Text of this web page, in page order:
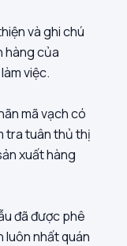
và ghi chú
hàng của
việc.
mã vạch có
tra tuân thủ thị
xuất hàng
đã được phê
luôn nhất quán